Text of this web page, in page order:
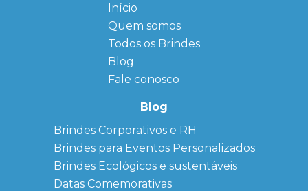
Início
Quem somos
← Back
FAQ
Sitemap
Todos os Brindes
← Back
Agendas
Personalizadas
Personalizado
personalizados
Brindes
Corporativos
Copos Térmicos
Personalizados
Datas Especiais
Blog
Fale conosco
Blog
Brindes Corporativos e RH
Brindes para Eventos Personalizados
Brindes Ecológicos e sustentáveis
Datas Comemorativas